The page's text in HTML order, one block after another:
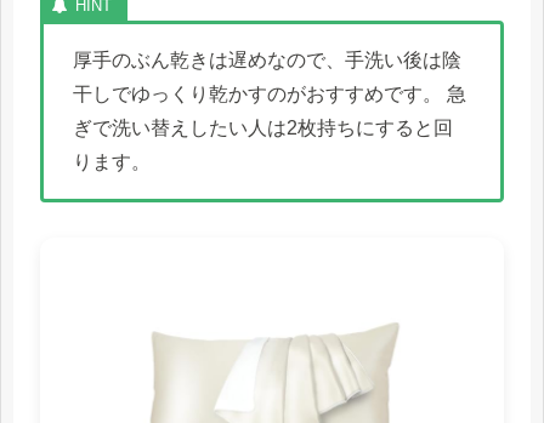
厚手のぶん乾きは遅めなので、手洗い後は陰
干しでゆっくり乾かすのがおすすめです。 急
ぎで洗い替えしたい人は2枚持ちにすると回
ります。